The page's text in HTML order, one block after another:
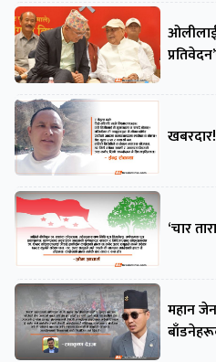
ओलीलाई
‘चार
महान